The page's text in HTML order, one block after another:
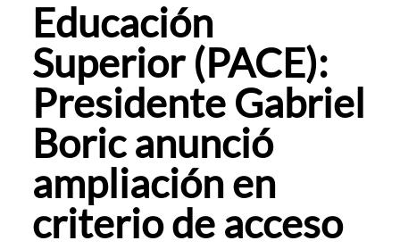
Educación
Superior (PACE):
Presidente Gabriel
Boric anunció
ampliación en
criterio de acceso